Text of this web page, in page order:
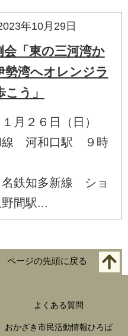
年10月29日
会「東の三河湾か
勢湾へオレンジラ
う」
月２６日（日）
線 河和口駅 ９時
鉄知多新線 ショ
間駅...
ページの先頭に戻る
よくある質問
おかざき市民活動情報ひろば